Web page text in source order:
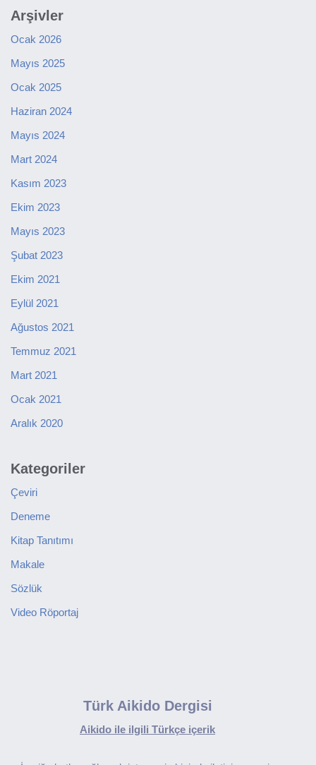
Arşivler
Ocak 2026
Mayıs 2025
Ocak 2025
Haziran 2024
Mayıs 2024
Mart 2024
Kasım 2023
Ekim 2023
Mayıs 2023
Şubat 2023
Ekim 2021
Eylül 2021
Ağustos 2021
Temmuz 2021
Mart 2021
Ocak 2021
Aralık 2020
Kategoriler
Çeviri
Deneme
Kitap Tanıtımı
Makale
Sözlük
Video Röportaj
Türk Aikido Dergisi
Aikido ile ilgili Türkçe içerik